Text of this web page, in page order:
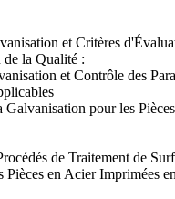
et Critères
la Qualité :
et Contrôle des
Galvanisation pour les
de Traitement de
en Acier Imprimées